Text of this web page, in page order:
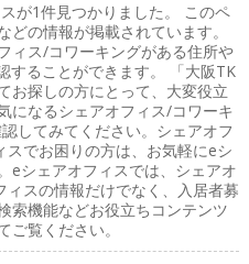
が1件見つかりました。 このペ
の情報が掲載されています。
ィス/コワーキングがある住所や
することができます。 「大阪TK
お探しの方にとって、大変役立
になるシェアオフィス/コワーキ
してみてください。シェアオフ
でお困りの方は、お気軽にeシ
eシェアオフィスでは、シェアオ
スの情報だけでなく、入居者募
索機能などお役立ちコンテンツ
ご覧ください。